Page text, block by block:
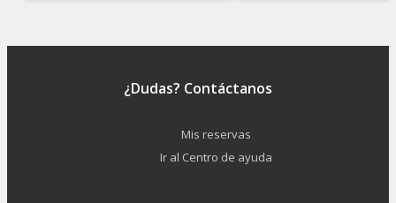
¿Dudas? Contáctanos
Mis reservas
Ir al Centro de ayuda